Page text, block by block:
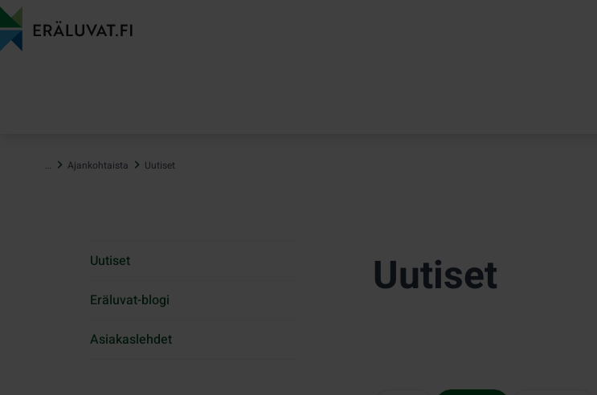
Hyppää
sisältöön
… Ajankohtaista Uutiset
Uutiset
Eräluvat-blogi
Asiakaslehdet
Uutiset